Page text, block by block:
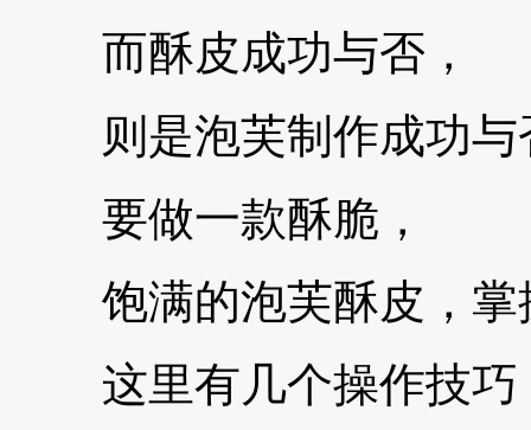
而酥皮成功与否，
则是泡芙制作成功与
要做一款酥脆，
饱满的泡芙酥皮，掌
这里有几个操作技巧